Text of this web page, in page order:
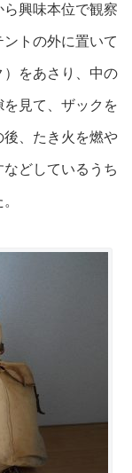
興味本位で観察
トの外に置いて
をあさり、中の
見て、ザックを
後、たき火を燃や
どしているうち